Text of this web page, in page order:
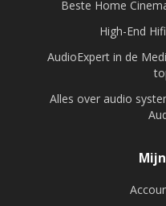
Beste Home
High-End
AudioExpert in de
Alles over audio